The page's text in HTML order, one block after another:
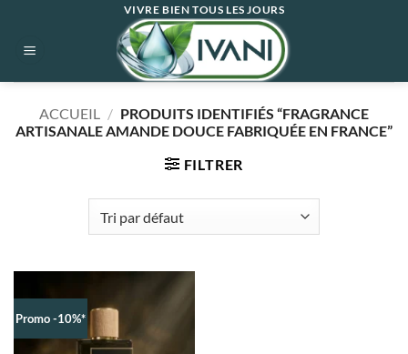
contenu
VIVRE BIEN TOUS LES JOURS
ACCUEIL / PRODUITS IDENTIFIÉS “FRAGRANCE
ARTISANALE AMANDE DOUCE FABRIQUÉE EN FRANCE”
FILTRER
Promo -10%*